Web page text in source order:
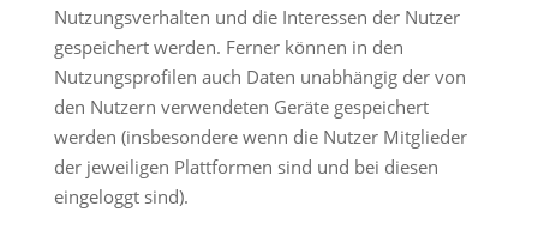
Nutzungsverhalten und die Interessen der Nutzer
gespeichert werden. Ferner können in den
Nutzungsprofilen auch Daten unabhängig der von
den Nutzern verwendeten Geräte gespeichert
werden (insbesondere wenn die Nutzer Mitglieder
der jeweiligen Plattformen sind und bei diesen
eingeloggt sind).